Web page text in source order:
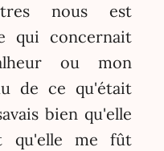
nous est
qui concernait
ou mon
de ce qu'était
bien qu'elle
qu'elle me fût